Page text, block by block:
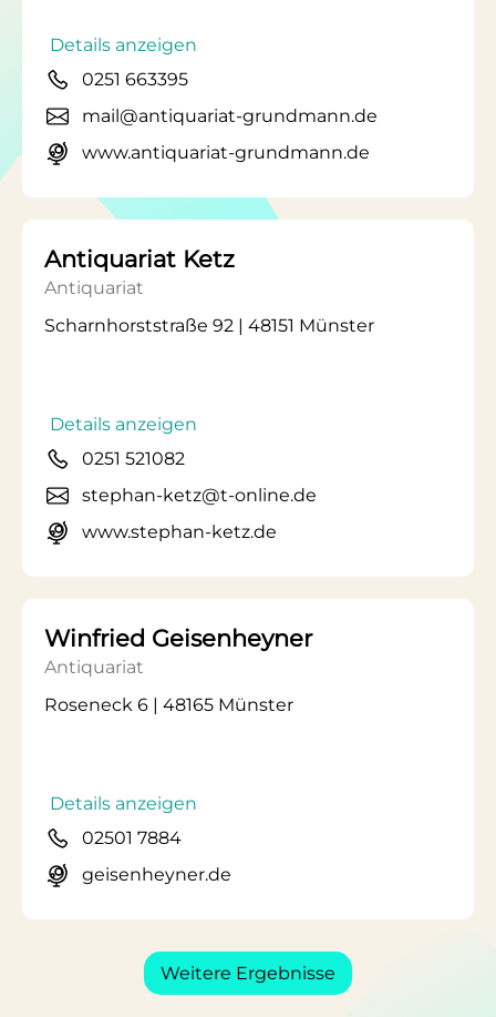
Details anzeigen
0251 663395
mail@antiquariat-grundmann.de
www.antiquariat-grundmann.de
Antiquariat Ketz
Antiquariat
Scharnhorststraße 92 | 48151 Münster
Details anzeigen
0251 521082
stephan-ketz@t-online.de
www.stephan-ketz.de
Winfried Geisenheyner
Antiquariat
Roseneck 6 | 48165 Münster
Details anzeigen
02501 7884
geisenheyner.de
Weitere Ergebnisse